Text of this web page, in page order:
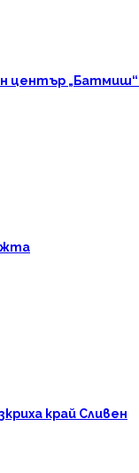
център
край Сливен